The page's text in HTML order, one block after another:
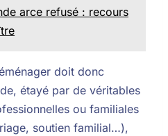
arce refusé : recours
doit donc
étayé par de véritables
ou familiales
soutien familial…),